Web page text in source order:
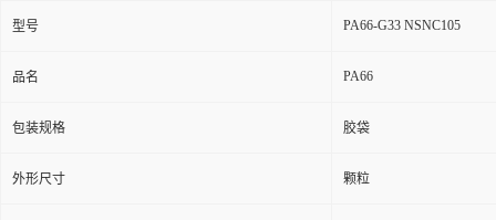
型号 PA66-G33 NSNC105
品名 PA66
包装规格 胶袋
外形尺寸 颗粒